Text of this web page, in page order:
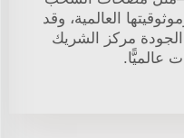
العالمية، وقد
الجودة مركز الشريك
عالميًّا.